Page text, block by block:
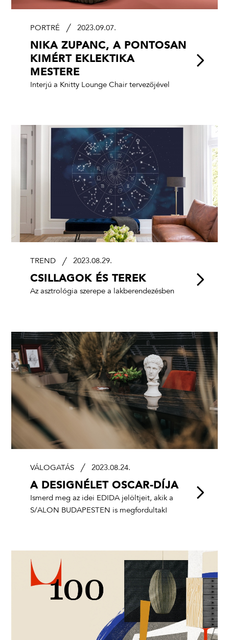
PORTRÉ 2023.09.07.
NIKA ZUPANC, A PONTOSAN
KIMÉRT EKLEKTIKA
MESTERE
Interjú a Knitty Lounge Chair tervezőjével
TREND 2023.08.29.
CSILLAGOK ÉS TEREK
Az asztrológia szerepe a lakberendezésben
VÁLOGATÁS 2023.08.24.
A DESIGNÉLET OSCAR-DÍJA
Ismerd meg az idei EDIDA jelöltjeit, akik a
S/ALON BUDAPESTEN is megfordultak!